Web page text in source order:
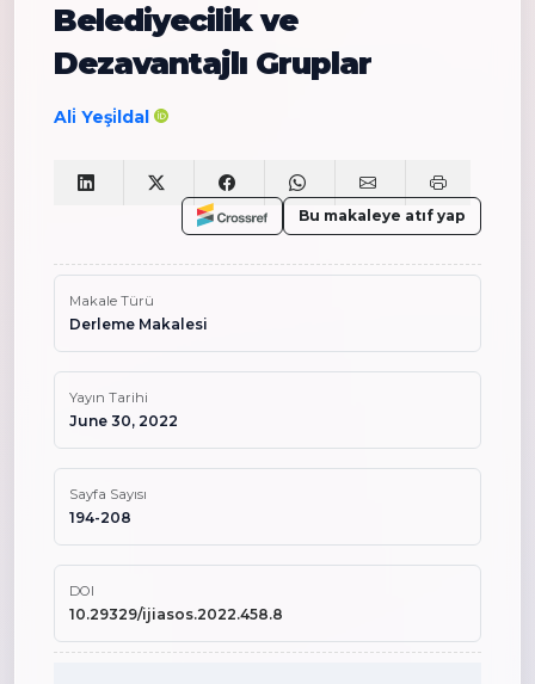
Belediyecilik ve
Dezavantajlı Gruplar
Ali̇ Yeşi̇ldal
Bu makaleye atıf yap
Makale Türü
Derleme Makalesi
Yayın Tarihi
June 30, 2022
Sayfa Sayısı
194-208
DOI
10.29329/ijiasos.2022.458.8